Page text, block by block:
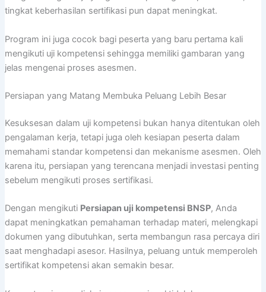
tingkat keberhasilan sertifikasi pun dapat meningkat.
Program ini juga cocok bagi peserta yang baru pertama kali
mengikuti uji kompetensi sehingga memiliki gambaran yang
jelas mengenai proses asesmen.
Persiapan yang Matang Membuka Peluang Lebih Besar
Kesuksesan dalam uji kompetensi bukan hanya ditentukan oleh
pengalaman kerja, tetapi juga oleh kesiapan peserta dalam
memahami standar kompetensi dan mekanisme asesmen. Oleh
karena itu, persiapan yang terencana menjadi investasi penting
sebelum mengikuti proses sertifikasi.
Dengan mengikuti Persiapan uji kompetensi BNSP, Anda
dapat meningkatkan pemahaman terhadap materi, melengkapi
dokumen yang dibutuhkan, serta membangun rasa percaya diri
saat menghadapi asesor. Hasilnya, peluang untuk memperoleh
sertifikat kompetensi akan semakin besar.